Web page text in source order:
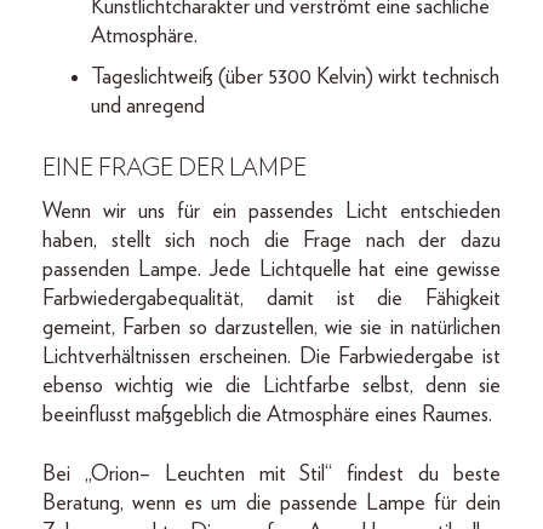
Kunstlichtcharakter und verströmt eine sachliche
Atmosphäre.
Tageslichtweiß (über 5300 Kelvin) wirkt technisch
und anregend
EINE FRAGE DER LAMPE
Wenn wir uns für ein passendes Licht entschieden
haben, stellt sich noch die Frage nach der dazu
passenden Lampe. Jede Lichtquelle hat eine gewisse
Farbwiedergabequalität, damit ist die Fähigkeit
gemeint, Farben so darzustellen, wie sie in natürlichen
Lichtverhältnissen erscheinen. Die Farbwiedergabe ist
ebenso wichtig wie die Lichtfarbe selbst, denn sie
beeinflusst maßgeblich die Atmosphäre eines Raumes.
Bei „Orion– Leuchten mit Stil“ findest du beste
Beratung, wenn es um die passende Lampe für dein